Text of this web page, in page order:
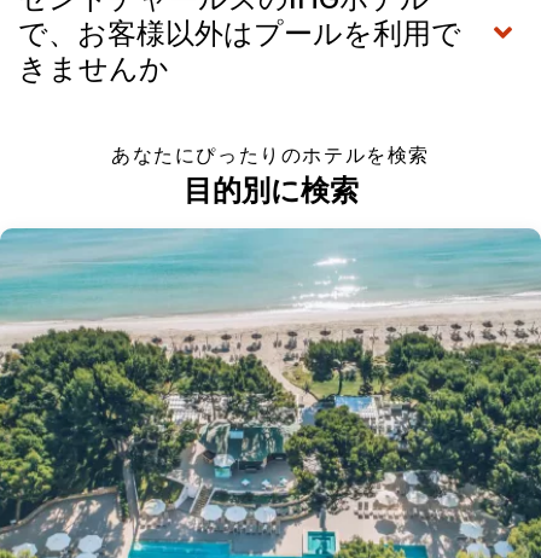
で、お客様以外はプールを利用で
きませんか
あなたにぴったりのホテルを検索
目的別に検索